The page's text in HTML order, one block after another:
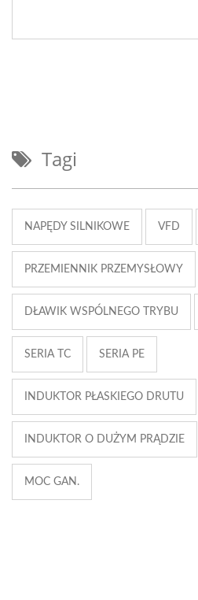
Tagi
NAPĘDY SILNIKOWE VFD
PRZEMIENNIK PRZEMYSŁOWY
DŁAWIK WSPÓLNEGO TRYBU
SERIA TC SERIA PE
INDUKTOR PŁASKIEGO DRUTU
INDUKTOR O DUŻYM PRĄDZIE
MOC GAN.